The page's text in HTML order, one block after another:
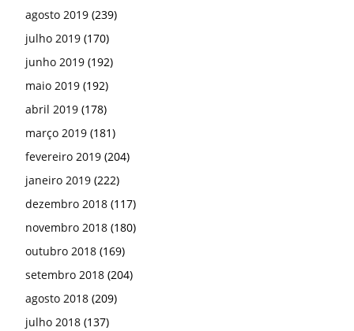
agosto 2019 (239)
julho 2019 (170)
junho 2019 (192)
maio 2019 (192)
abril 2019 (178)
março 2019 (181)
fevereiro 2019 (204)
janeiro 2019 (222)
dezembro 2018 (117)
novembro 2018 (180)
outubro 2018 (169)
setembro 2018 (204)
agosto 2018 (209)
julho 2018 (137)